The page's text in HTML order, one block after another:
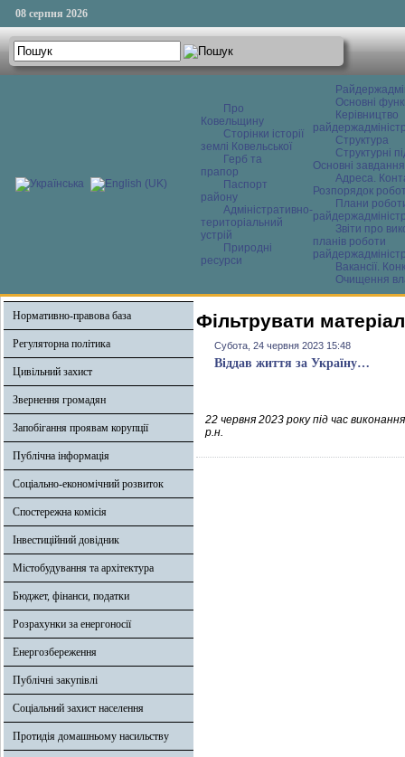
08 серпня 2026
Про
Ковельщину
Сторінки історії
землі Ковельської
Герб та
прапор
Паспорт
району
Адміністративно-
територіальний
устрій
Природні
ресурси
Основні
Керівництво
Структура
Структурні
Основні завдання
Адреса.
Розпорядок
Плани
Звіти про
планів роботи
Вакансії.
Очищення
Нормативно-правова база
Регуляторна політика
Цивільний захист
Звернення громадян
Запобігання проявам корупції
Публічна інформація
Соціально-економічний розвиток
Спостережна комісія
Інвестиційний довідник
Містобудування та архітектура
Бюджет, фінанси, податки
Розрахунки за енергоносії
Енергозбереження
Публічні закупівлі
Соціальний захист населення
Протидія домашньому насильству
Фільтрувати
Субота, 24 червня 2023 15:48
Віддав життя за Україну…
22 червня 2023 року під час
р.н.